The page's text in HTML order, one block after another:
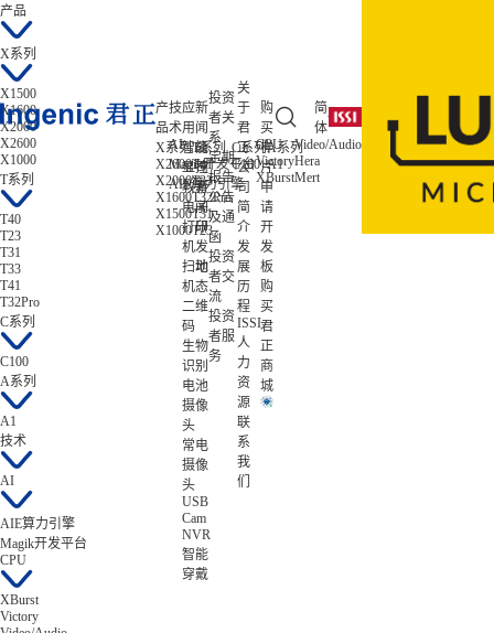
产
品
X系列
X2600
X2000
X1600
X1500
X1000
T系列
T41
T33
T32Pro
T31
T23
C系列
C100
A系列
A1
技
术
AI
Magik开发平台
AIE算力引擎
CPU
Victory
XBurst
Video/Audio
Hera
Mert
ISP/AISP
Tiziano
低功耗
Zeratul
Atlas
应
用
智能
显控
教育
电子
打印
机
扫地
机
二维
码
生物
识别
电池
摄像
头
常电
摄像
头
USB
Cam
NVR
智能
穿戴
新
闻
公
司
新
闻
研
发
动
态
投资
者关
系
定期
报告
公告
及通
函
投资
者交
流
投资
者服
务
关
于
君
正
公
司
简
介
发
展
历
程
ISSI
人
力
资
源
联
系
我
们
购
买
样
片
申
请
开
发
板
购
买
君
正
商
城
简
体
产品
X系列
X1500
X1600
X2000
X2600
X1000
T系列
T40
T23
T31
T33
T41
T32Pro
C系列
C100
A系列
A1
技术
AI
AIE算力引擎
Magik开发平台
CPU
XBurst
Victory